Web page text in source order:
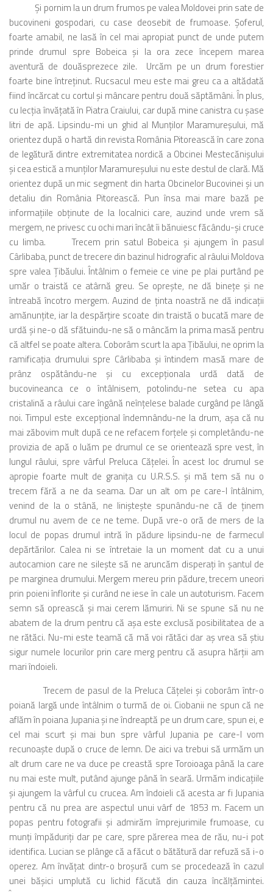
Şi pornim la un drum frumos pe valea Moldovei prin sate de
bucovineni gospodari, cu case deosebit de frumoase. Şoferul,
foarte amabil, ne lasă în cel mai apropiat punct de unde putem
prinde drumul spre Bobeica şi la ora zece începem marea
aventură de douăsprezece zile. Urcăm pe un drum forestier
foarte bine întreţinut. Rucsacul meu este mai greu ca a altădată
fiind încărcat cu cortul şi mâncare pentru două săptămâni. În plus,
cu lecţia învăţată în Piatra Craiului, car după mine canistra cu şase
litri de apă. Lipsindu-mi un ghid al Munţilor Maramureşului, mă
orientez după o hartă din revista România Pitorească în care zona
de legătură dintre extremitatea nordică a Obcinei Mestecănişului
şi cea estică a munţilor Maramureşului nu este destul de clară. Mă
orientez după un mic segment din harta Obcinelor Bucovinei şi un
detaliu din România Pitorească. Pun însa mai mare bază pe
informaţiile obţinute de la localnici care, auzind unde vrem să
mergem, ne privesc cu ochi mari încât îi bănuiesc făcându-şi cruce
cu limba. Trecem prin satul Bobeica şi ajungem în pasul
Cârlibaba, punct de trecere din bazinul hidrografic al râului Moldova
spre valea Ţibăului. Întâlnim o femeie ce vine pe plai purtând pe
umăr o traistă ce atârnă greu. Se opreşte, ne dă bineţe şi ne
întreabă încotro mergem. Auzind de ţinta noastră ne dă indicaţii
amănunţite, iar la despărţire scoate din traistă o bucată mare de
urdă şi ne-o dă sfătuindu-ne să o mâncăm la prima masă pentru
că altfel se poate altera. Coborâm scurt la apa Ţibăului, ne oprim la
ramificaţia drumului spre Cârlibaba şi întindem masă mare de
prânz ospătându-ne şi cu excepţionala urdă dată de
bucovineanca ce o întâlnisem, potolindu-ne setea cu apa
cristalină a râului care îngână neînţelese balade curgând pe lângă
noi. Timpul este excepţional îndemnându-ne la drum, aşa că nu
mai zăbovim mult după ce ne refacem forţele şi completându-ne
provizia de apă o luăm pe drumul ce se orientează spre vest, în
lungul râului, spre vârful Preluca Căţelei. În acest loc drumul se
apropie foarte mult de graniţa cu U.R.S.S. şi mă tem să nu o
trecem fără a ne da seama. Dar un alt om pe care-l întâlnim,
venind de la o stână, ne linişteşte spunându-ne că de ţinem
drumul nu avem de ce ne teme. După vre-o oră de mers de la
locul de popas drumul intră în pădure lipsindu-ne de farmecul
depărtărilor. Calea ni se întretaie la un moment dat cu a unui
autocamion care ne sileşte să ne aruncăm disperaţi în şantul de
pe marginea drumului. Mergem mereu prin pădure, trecem uneori
prin poieni înflorite şi curând ne iese în cale un autoturism. Facem
semn să oprească şi mai cerem lămuriri. Ni se spune să nu ne
abatem de la drum pentru că aşa este exclusă posibilitatea de a
ne rătăci. Nu-mi este teamă că mă voi rătăci dar aş vrea să ştiu
sigur numele locurilor prin care merg pentru că asupra hărţii am
mari îndoieli.
Trecem de pasul de la Preluca Căţelei şi coborâm într-o
poiană largă unde întâlnim o turmă de oi. Ciobanii ne spun că ne
aflăm în poiana Jupania şi ne îndreaptă pe un drum care, spun ei, e
cel mai scurt şi mai bun spre vârful Jupania pe care-l vom
recunoaşte după o cruce de lemn. De aici va trebui să urmăm un
alt drum care ne va duce pe creastă spre Toroioaga până la care
nu mai este mult, putând ajunge până în seară. Urmăm indicaţiile
şi ajungem la vârful cu crucea. Am îndoieli că acesta ar fi Jupania
pentru că nu prea are aspectul unui vârf de 1853 m. Facem un
popas pentru fotografii şi admirăm împrejurimile frumoase, cu
munţi împăduriţi dar pe care, spre părerea mea de rău, nu-i pot
identifica. Lucian se plânge că a făcut o bătătură dar refuză să i-o
operez. Am învăţat dintr-o broşură cum se procedează în cazul
unei băşici umplută cu lichid făcută din cauza încălţămintei.